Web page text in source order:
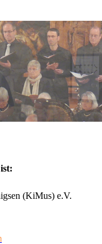
(KiMus) e.V.